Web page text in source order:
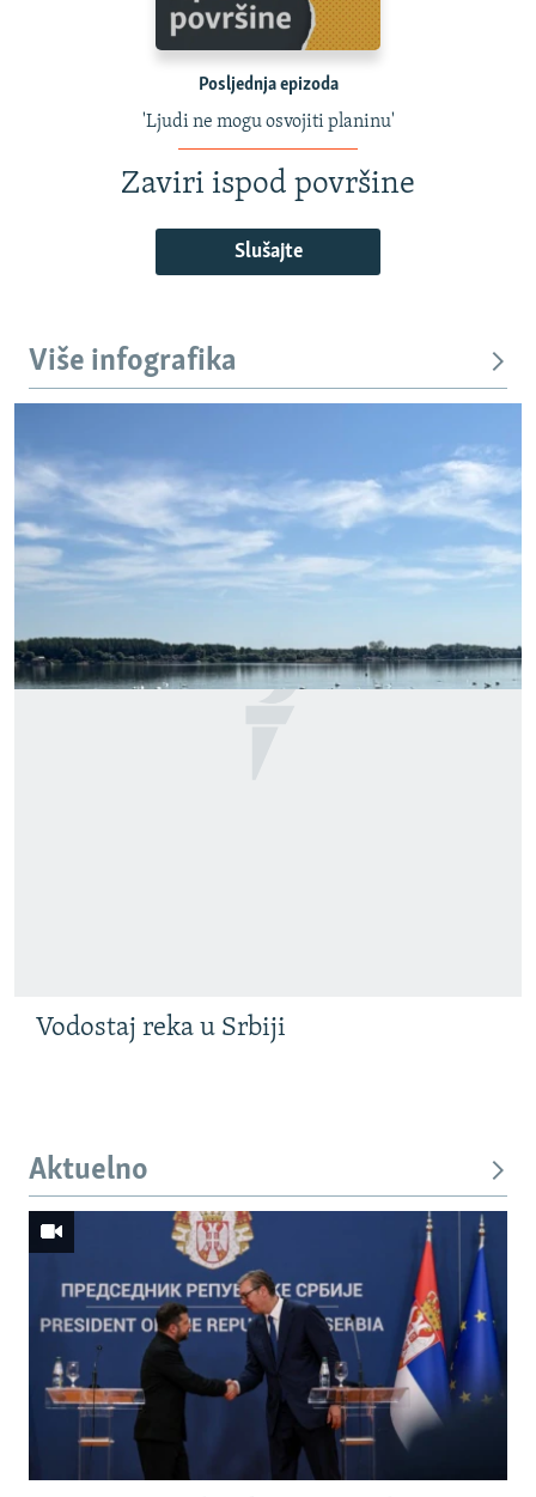
Posljednja epizoda
'Ljudi ne mogu osvojiti planinu'
Zaviri ispod površine
Slušajte
Više infografika
Vodostaj reka u Srbiji
Aktuelno